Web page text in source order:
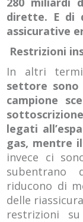
dirette. E di
assicurative
Restrizioni
In altri
settore sono
campione
legati
gas, mentre
invece ci
subentrano
riducono di
delle
restrizioni